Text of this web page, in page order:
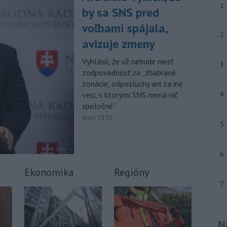
nákazy vírusovým ochorením
v Konžskej demokratickej republike
(KDR) presiahol hranicu 4000.
09:24 - V stredu sa bude dať
pozorovať čiastočné zatmenie
Slnka i maximum roja Perzeidy
09:01 - Generálna prokuratúra SR
podala v súvislosti s určením
volebných
protestov prokurátora, a to proti
- Predseda Národnej rady SR
Richard Raši (Hlas-SD) odsudzuje
útok na
mladých ľudí zo zahraničia,
ktorý sa stal v Nitre. Verí, že polícia
páchateľov nájde a za tento čin
ponesú následky.
by sa SNS pred
voľbami spájala,
avizuje zmeny
Vyhlásil, že už nebude niesť
zodpovednosť za „zbabrané
zonácie, odposluchy ani za iné
veci, s ktorými SNS nemá nič
spoločné“.
dnes 18:51
Ekonomika Regióny
1
2
3
4
5
6
7